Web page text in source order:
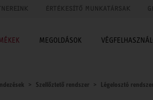
ÉRTÉKESÍTŐ MUNKATÁRSAK
MEGOLDÁSOK
Szellőztető rendszer Légelosztó rendszer